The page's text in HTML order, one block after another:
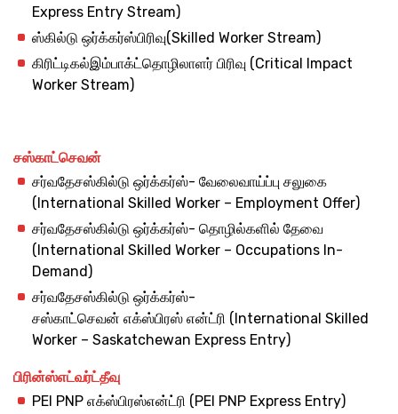
Express Entry Stream)
ஸ்கில்டு ஒர்க்கர்ஸ்பிரிவு(Skilled Worker Stream)
கிரிட்டிகல்இம்பாக்ட்தொழிலாளர் பிரிவு (Critical Impact
Worker Stream)
சஸ்காட்செவன்
சர்வதேசஸ்கில்டு ஒர்க்கர்ஸ்- வேலைவாய்ப்பு சலுகை
(International Skilled Worker – Employment Offer)
சர்வதேசஸ்கில்டு ஒர்க்கர்ஸ்- தொழில்களில் தேவை
(International Skilled Worker – Occupations In-
Demand)
சர்வதேசஸ்கில்டு ஒர்க்கர்ஸ்-
சஸ்காட்செவன் எக்ஸ்பிரஸ் என்ட்ரி (International Skilled
Worker – Saskatchewan Express Entry)
பிரின்ஸ்எட்வர்ட்தீவு
PEI PNP எக்ஸ்பிரஸ்என்ட்ரி (PEI PNP Express Entry)